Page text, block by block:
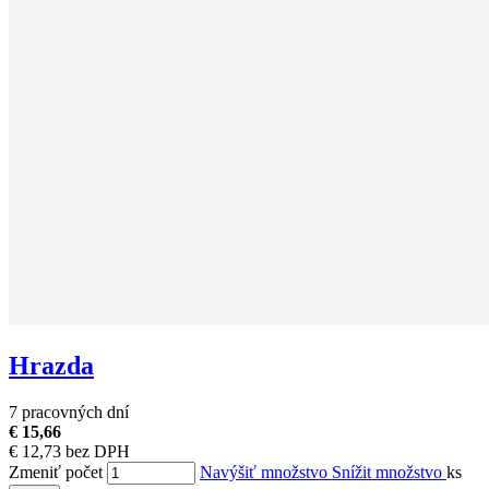
Hrazda
7 pracovných dní
€ 15,66
€ 12,73 bez DPH
Zmeniť počet
Navýšiť množstvo Snížit množstvo ks